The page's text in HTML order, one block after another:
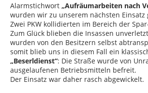
Alarmstichwort „Aufräumarbeiten nach
wurden wir zu unserem nächsten Einsatz
Zwei PKW kollidierten im Bereich der
Zum Glück blieben die Insassen
wurden von den Besitzern selbst
somit blieb uns in diesem Fall ein
„Beserldienst“: Die Straße wurde von
ausgelaufenen Betriebsmitteln befreit.
Der Einsatz war daher rasch abgewickelt.